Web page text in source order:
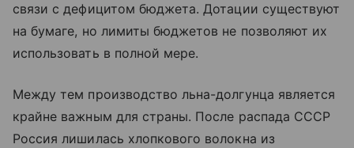
связи с дефицитом бюджета. Дотации существуют
на бумаге, но лимиты бюджетов не позволяют их
использовать в полной мере.
Между тем производство льна-долгунца является
крайне важным для страны. После распада СССР
Россия лишилась хлопкового волокна из